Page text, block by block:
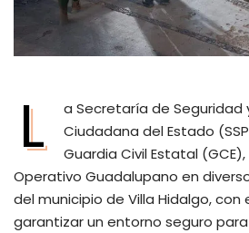
L
a Secretaría de Seguridad
Ciudadana del Estado
Guardia Civil Estatal
Operativo Guadalupano en
del municipio de Villa Hidalgo, con
garantizar un entorno seguro